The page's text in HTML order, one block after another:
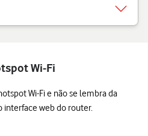
Wi-Fi
Wi-Fi e não se lembra da
interface web do router.